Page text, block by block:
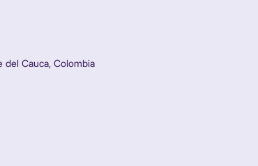
del Cauca, Colombia